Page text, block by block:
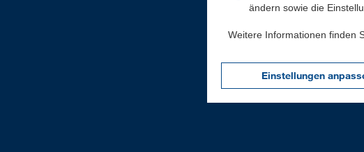
ändern sowie die
Weitere Informationen finden
Einstellungen